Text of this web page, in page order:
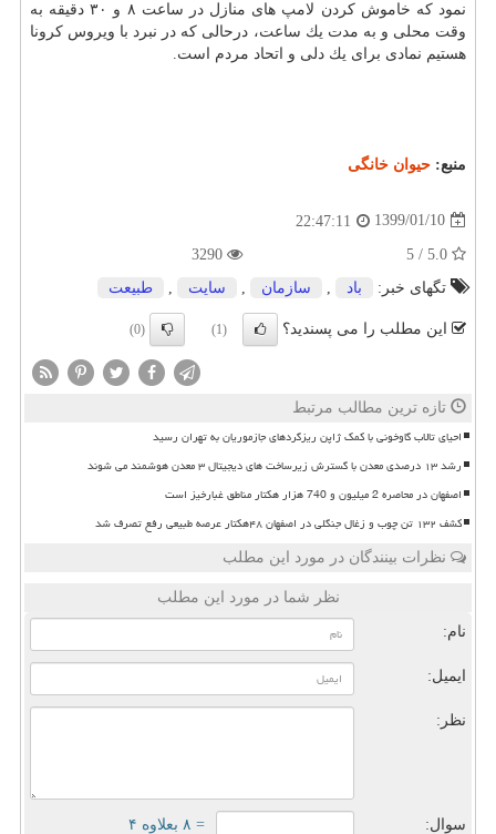
نمود كه خاموش كردن لامپ های منازل در ساعت ۸ و ۳۰ دقیقه به
وقت محلی و به مدت یك ساعت، درحالی كه در نبرد با ویروس كرونا
هستیم نمادی برای یك دلی و اتحاد مردم است.
منبع: حیوان خانگی
1399/01/10
22:47:11
تگهای خبر:
باد سازمان سایت طبیعت
این مطلب را می پسندید؟ (1)
(0)
تازه ترین مطالب مرتبط
احیای تالاب گاوخونی با کمک ژاپن ریزگردهای جازموریان به تهران رسید
رشد ۱۳ درصدی معدن با گسترش زیرساخت های دیجیتال ۳ معدن هوشمند می شوند
اصفهان در محاصره 2 میلیون و 740 هزار هکتار مناطق غبارخیز است
کشف ۱۳۲ تن چوب و زغال جنگلی در اصفهان ۴۸هکتار عرصه طبیعی رفع تصرف شد
نظرات بینندگان در مورد این مطلب
نظر شما در مورد این مطلب
نام:
ایمیل:
نظر:
سوال: = ۸ بعلاوه ۴